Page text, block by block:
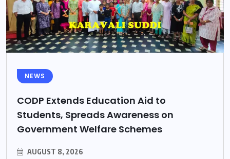
NEWS
CODP Extends Education Aid to
Students, Spreads Awareness on
Government Welfare Schemes
AUGUST 8, 2026